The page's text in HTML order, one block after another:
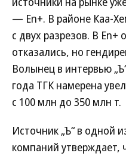
— En+. В районе Каа-
с двух разрезов. В En+
отказались, но
Волынец в интервью
года ТГК намерена
с 100 млн до 350 млн т.
Источник „Ъ“ в одной
компаний утверждает,